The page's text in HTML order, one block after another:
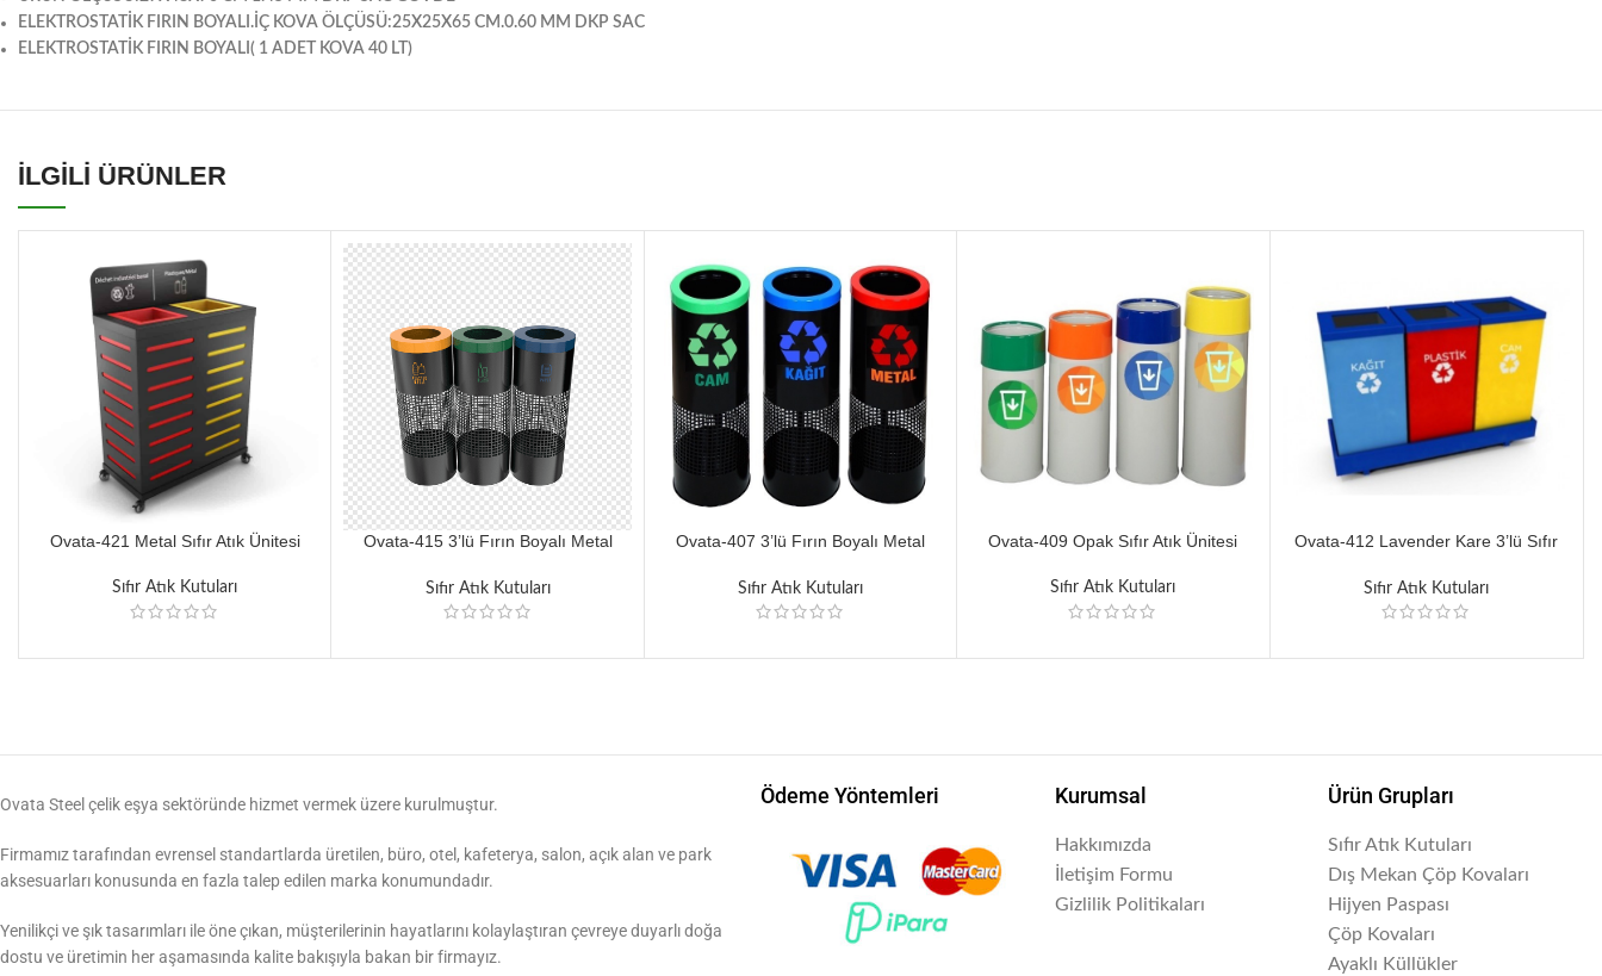
ELEKTROSTATİK FIRIN BOYALI.İÇ KOVA ÖLÇÜSÜ:25X25X65 CM.0.60 MM DKP SAC
ELEKTROSTATİK FIRIN BOYALI( 1 ADET KOVA 40 LT)
İLGİLİ ÜRÜNLER
Ovata-421 Metal Sıfır Atık Ünitesi
Sıfır Atık Kutuları
Ovata-415 3’lü Fırın Boyalı Metal
Sıfır Atık Kutuları
Ovata-407 3’lü Fırın Boyalı Metal
Sıfır Atık Kutuları
Ovata-409 Opak Sıfır Atık Ünitesi
Sıfır Atık Kutuları
Ovata-412 Lavender Kare 3’lü Sıfır
Sıfır Atık Kutuları
Ovata Steel çelik eşya sektöründe hizmet vermek üzere kurulmuştur.
Firmamız tarafından evrensel standartlarda üretilen, büro, otel, kafeterya, salon, açık alan ve park
aksesuarları konusunda en fazla talep edilen marka konumundadır.
Yenilikçi ve şık tasarımları ile öne çıkan, müşterilerinin hayatlarını kolaylaştıran çevreye duyarlı doğa
dostu ve üretimin her aşamasında kalite bakışıyla bakan bir firmayız.
Ödeme Yöntemleri Kurumsal
Hakkımızda
İletişim Formu
Gizlilik Politikaları
Ürün Grupları
Sıfır Atık Kutuları
Dış Mekan Çöp Kovaları
Hijyen Paspası
Çöp Kovaları
Ayaklı Küllükler